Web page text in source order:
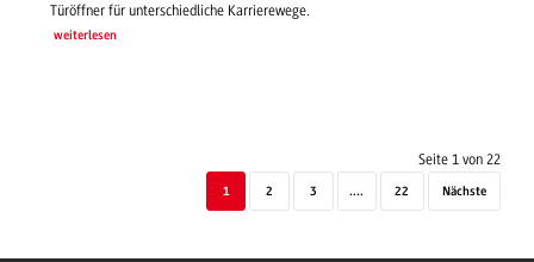
Türöffner für unterschiedliche Karrierewege.
weiterlesen
Seite 1 von 22
1 2 3 .... 22 Nächste